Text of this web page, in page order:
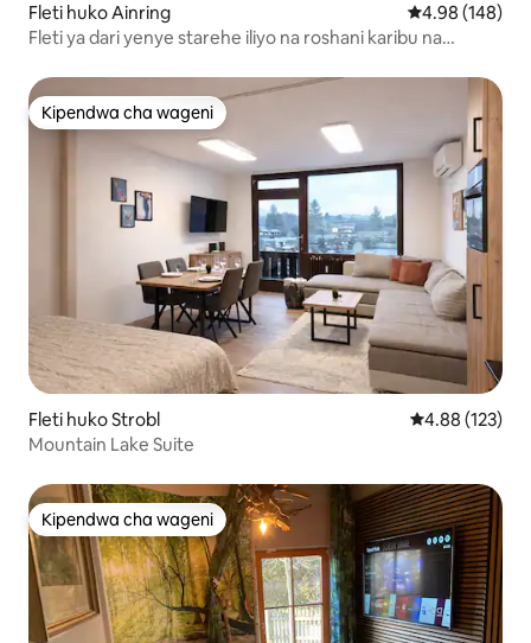
Fleti huko Ainring Ukadiriaji wa
4.98 (148)
Fleti ya dari yenye starehe iliyo na roshani karibu na
Kipendwa cha wageni
Kipendwa cha wageni
Fleti huko Strobl Ukadiriaji wa
4.88 (123)
Mountain Lake Suite
Kipendwa cha wageni
Kipendwa cha wageni